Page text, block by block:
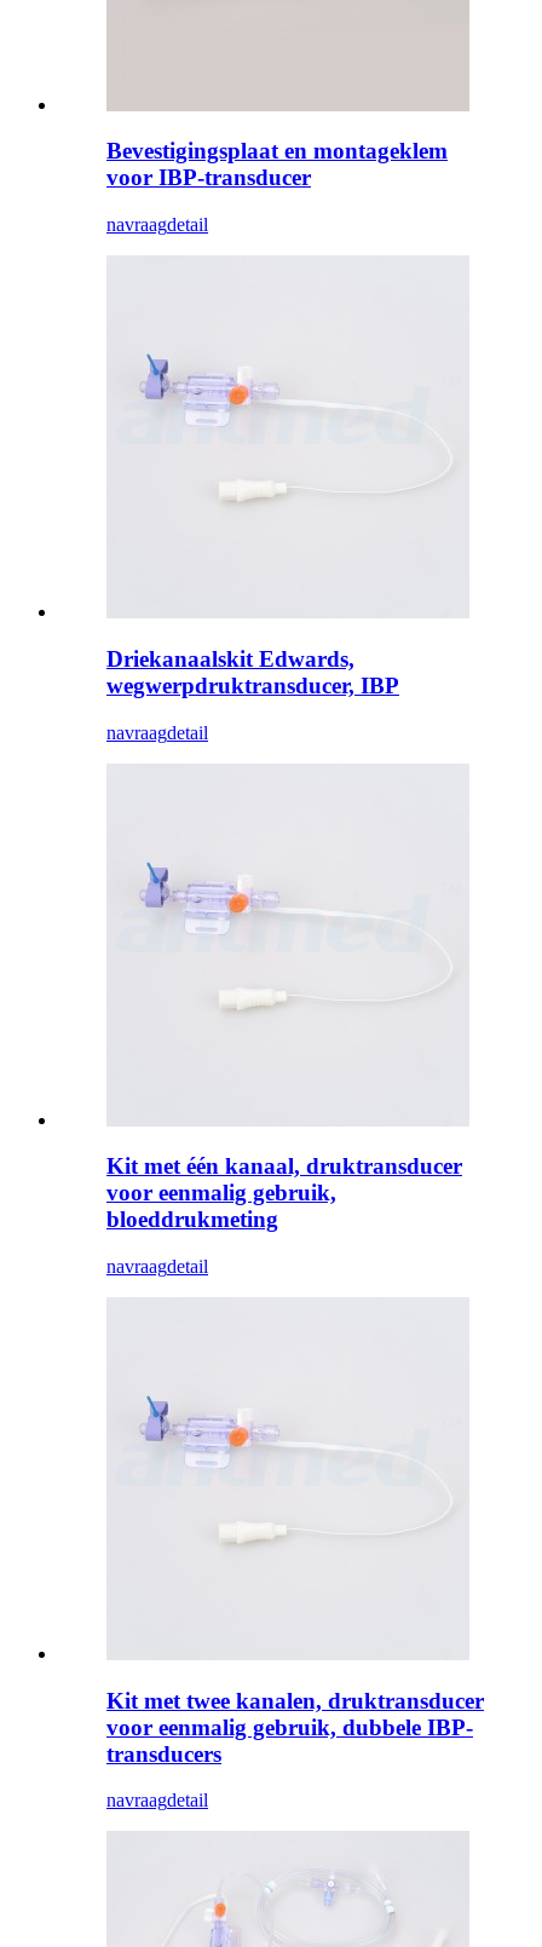
Bevestigingsplaat en montageklem
voor IBP-transducer
navraagdetail
Driekanaalskit Edwards,
wegwerpdruktransducer, IBP
navraagdetail
Kit met één kanaal, druktransducer
voor eenmalig gebruik,
bloeddrukmeting
navraagdetail
Kit met twee kanalen, druktransducer
voor eenmalig gebruik, dubbele IBP-
transducers
navraagdetail